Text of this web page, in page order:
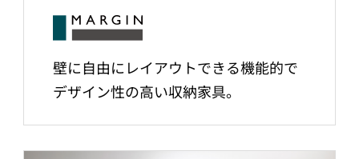
壁に自由にレイアウトできる機能的で
デザイン性の高い収納家具。